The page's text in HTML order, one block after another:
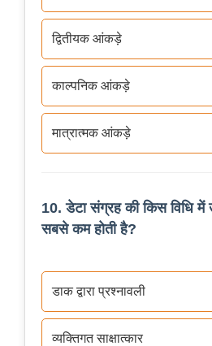
द्वितीयक आंकड़े
काल्पनिक आंकड़े
मात्रात्मक आंकड़े
10. डेटा संग्रह की किस विधि में
सबसे कम होती है?
डाक द्वारा प्रश्नावली
व्यक्तिगत साक्षात्कार